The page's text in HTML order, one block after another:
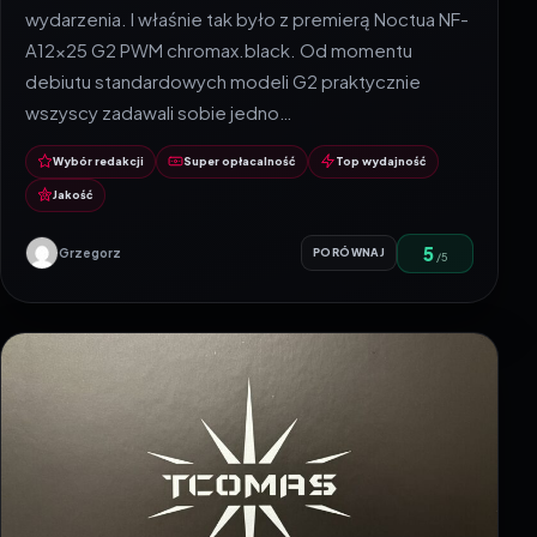
wydarzenia. I właśnie tak było z premierą Noctua NF-
A12x25 G2 PWM chromax.black. Od momentu
debiutu standardowych modeli G2 praktycznie
wszyscy zadawali sobie jedno…
Wybór redakcji Super opłacalność Top wydajność
Jakość
Grzegorz PORÓWNAJ 5 /5